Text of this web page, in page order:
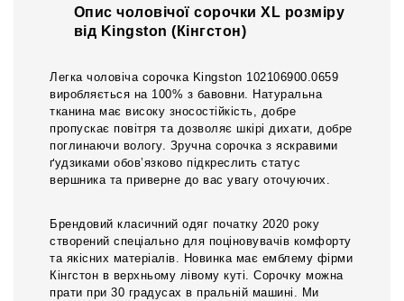
Опис чоловічої сорочки XL розміру
від Kingston (Кінгстон)
Легка чоловіча сорочка Kingston 102106900.0659
виробляється на 100% з бавовни. Натуральна
тканина має високу зносостійкість, добре
пропускає повітря та дозволяє шкірі дихати, добре
поглинаючи вологу. Зручна сорочка з яскравими
ґудзиками обов’язково підкреслить статус
вершника та приверне до вас увагу оточуючих.
Брендовий класичний одяг початку 2020 року
створений спеціально для поціновувачів комфорту
та якісних матеріалів. Новинка має емблему фірми
Кінгстон в верхньому лівому куті. Сорочку можна
прати при 30 градусах в пральній машині. Ми